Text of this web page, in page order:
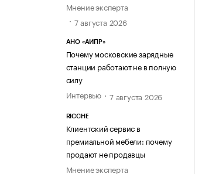
Мнение эксперта
7 августа 2026
АНО «АИПР»
Почему московские зарядные
станции работают не в полную
силу
Интервью
7 августа 2026
RICCHE
Клиентский сервис в
премиальной мебели: почему
продают не продавцы
Мнение эксперта